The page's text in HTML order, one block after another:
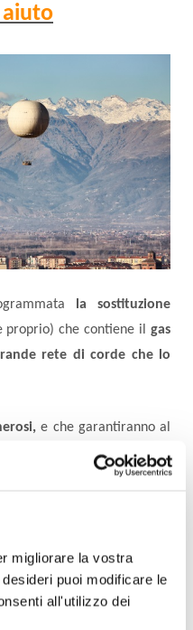
migliorare la vostra
puoi modificare le
all'utilizzo dei
la sostituzione
proprio) che contiene ilgas
rete di corde che lo
e che garantiranno al
voli sul cielo di Torino.
il tuo contributo con
Per i più generosi anche la
#IoStoColBALONche ti
mongolfiera.